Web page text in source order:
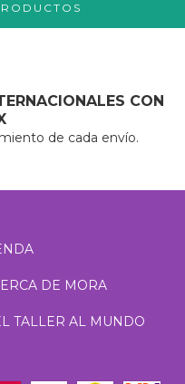
CON
de cada envío.
DE MORA
TALLER AL MUNDO